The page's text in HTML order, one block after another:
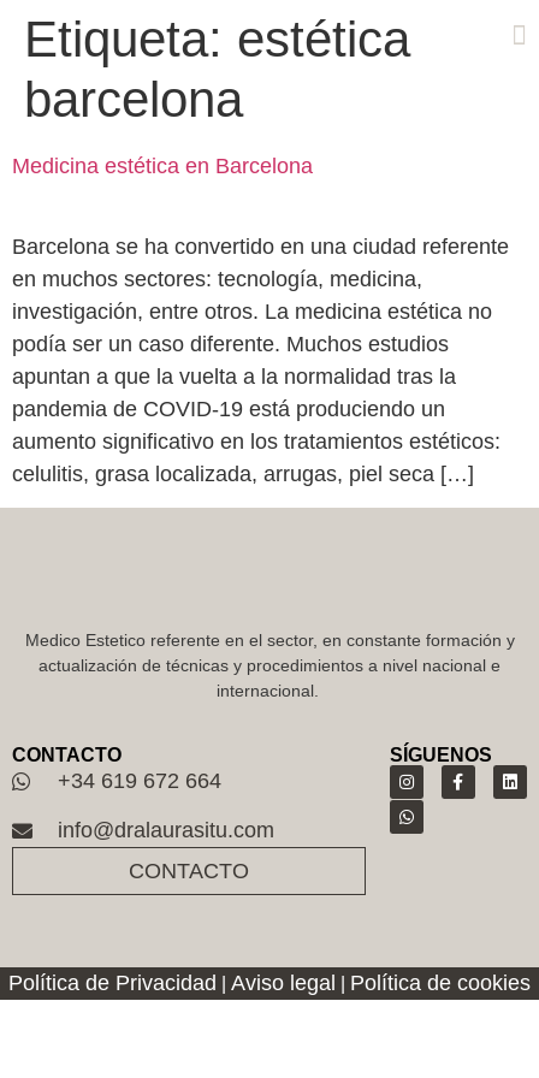
Etiqueta: estética
barcelona
Medicina estética en Barcelona
Barcelona se ha convertido en una ciudad referente
en muchos sectores: tecnología, medicina,
investigación, entre otros. La medicina estética no
podía ser un caso diferente. Muchos estudios
apuntan a que la vuelta a la normalidad tras la
pandemia de COVID-19 está produciendo un
aumento significativo en los tratamientos estéticos:
celulitis, grasa localizada, arrugas, piel seca […]
Medico Estetico referente en el sector, en constante formación y
actualización de técnicas y procedimientos a nivel nacional e
internacional.
CONTACTO
+34 619 672 664
info@dralaurasitu.com
CONTACTO
SÍGUENOS
Política de Privacidad Aviso legal Política de cookies